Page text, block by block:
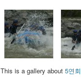
This is a gallery about 5연